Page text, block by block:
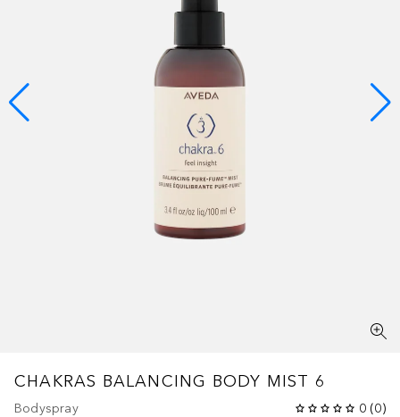
CHAKRAS BALANCING BODY MIST 6
Bodyspray 0 (0)